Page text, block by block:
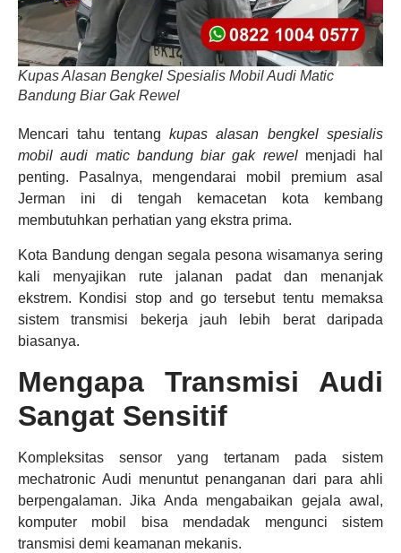
Kupas Alasan Bengkel Spesialis Mobil Audi Matic
Bandung Biar Gak Rewel
Mencari tahu tentang kupas alasan bengkel spesialis
mobil audi matic bandung biar gak rewelmenjadi hal
penting. Pasalnya, mengendarai mobil premium asal
Jerman ini di tengah kemacetan kota kembang
membutuhkan perhatian yang ekstra prima.
Kota Bandung dengan segala pesona wisamanya sering
kali menyajikan rute jalanan padat dan menanjak
ekstrem. Kondisi stop and go tersebut tentu memaksa
sistem transmisi bekerja jauh lebih berat daripada
biasanya.
Mengapa Transmisi Audi
Sangat Sensitif
Kompleksitas sensor yang tertanam pada sistem
mechatronic Audi menuntut penanganan dari para ahli
berpengalaman. Jika Anda mengabaikan gejala awal,
komputer mobil bisa mendadak mengunci sistem
transmisi demi keamanan mekanis.